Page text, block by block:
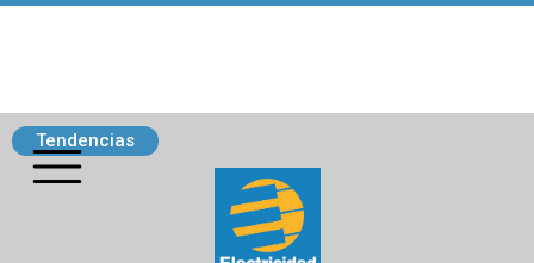
Tendencias